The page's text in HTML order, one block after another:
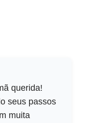
querida!
seus passos
muita